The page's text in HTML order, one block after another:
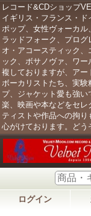
レコード&CDショップ
イギリス・フランス・
ポップ、女性ヴォーカル
ラッドフォーク、プロ
オ・アコースティック
ック、ボサノヴァ、ワ
複しておりますが、ア
ボーカリストたち、実験
プ、ジャケット愛も強
楽、映画や本などをセ
ティストや作品への拘
心がけております。どう
ログイン